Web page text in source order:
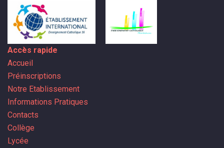
Accès rapide
Accueil
Préinscriptions
Notre Etablissement
Informations Pratiques
Contacts
Collège
Lycée